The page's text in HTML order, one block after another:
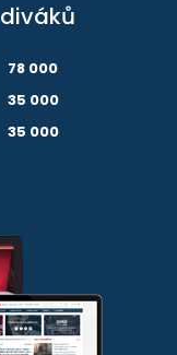
diváků
78 000
35 000
35 000